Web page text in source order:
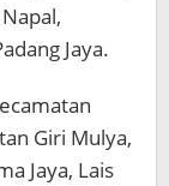
Jaya.
Giri Mulya,
Jaya, Lais